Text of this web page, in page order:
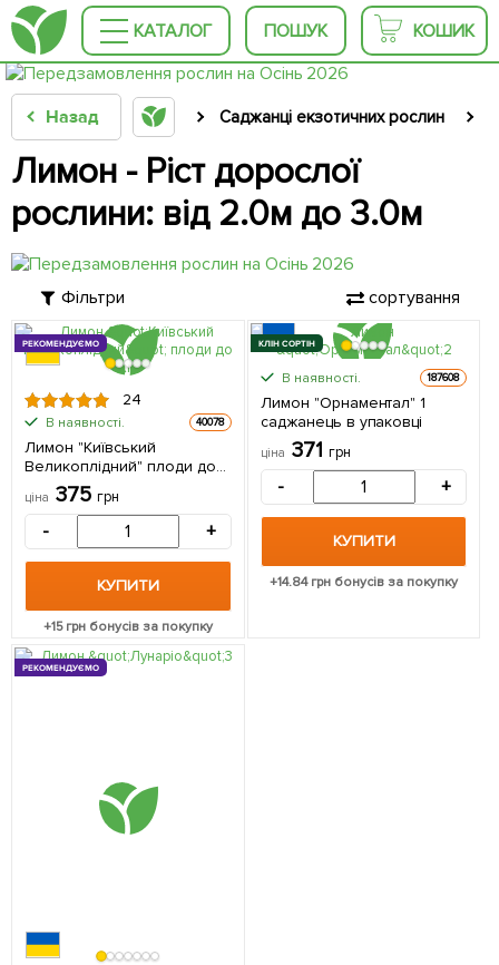
КАТАЛОГ ПОШУК КОШИК
Назад Саджанці екзотичних рослин
Лимон - Ріст дорослої
рослини: від 2.0м до 3.0м
Фільтри сортування
РЕКОМЕНДУЄМО
24
В наявності. 40078
Лимон "Київський
Великоплідний" плоди до
1кг! 1 саджанець в упаковці
ціна 375 грн
- +
КУПИТИ
+15грн бонусів за покупку
КЛІН СОРТІН
В наявності. 187608
Лимон "Орнаментал" 1
саджанець в упаковці
ціна 371 грн
- +
КУПИТИ
+14.84грн бонусів за покупку
РЕКОМЕНДУЄМО